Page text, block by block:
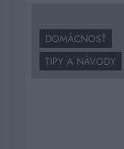
DOMÁCNOSŤ
TIPY A NÁVODY